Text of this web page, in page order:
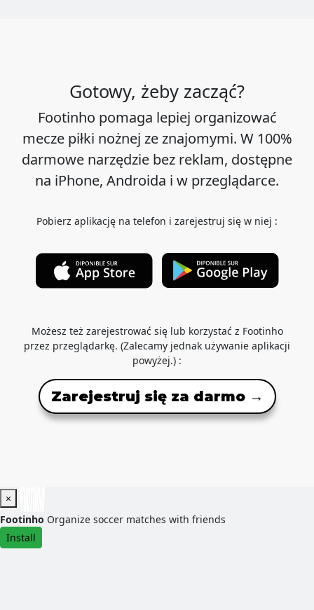
Gotowy, żeby zacząć?
Footinho pomaga lepiej organizować
mecze piłki nożnej ze znajomymi. W 100%
darmowe narzędzie bez reklam, dostępne
na iPhone, Androida i w przeglądarce.
Pobierz aplikację na telefon i zarejestruj się w niej :
Możesz też zarejestrować się lub korzystać z Footinho
przez przeglądarkę. (Zalecamy jednak używanie aplikacji
powyżej.) :
Zarejestruj się za darmo →
×
Footinho Organize soccer matches with friends
Install